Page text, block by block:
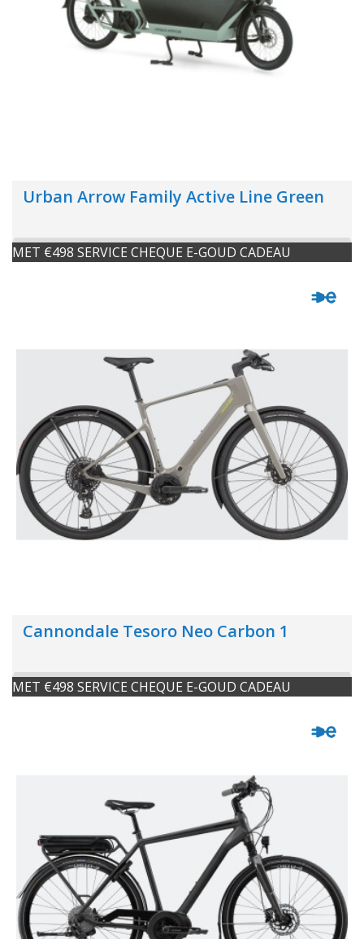
Urban Arrow Family Active Line Green
MET €498 SERVICE CHEQUE E-GOUD CADEAU
Cannondale Tesoro Neo Carbon 1
MET €498 SERVICE CHEQUE E-GOUD CADEAU